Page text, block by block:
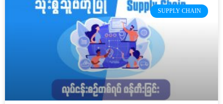
SUPPLY CHAIN